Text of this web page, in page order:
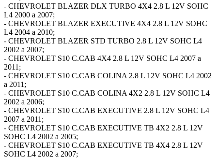
- CHEVROLET BLAZER DLX TURBO 4X4 2.8 L 12V SOHC
L4 2000 a 2007;
- CHEVROLET BLAZER EXECUTIVE 4X4 2.8 L 12V SOHC
L4 2004 a 2010;
- CHEVROLET BLAZER STD TURBO 2.8 L 12V SOHC L4
2002 a 2007;
- CHEVROLET S10 C.CAB 4X4 2.8 L 12V SOHC L4 2007 a
2011;
- CHEVROLET S10 C.CAB COLINA 2.8 L 12V SOHC L4 2002
a 2011;
- CHEVROLET S10 C.CAB COLINA 4X2 2.8 L 12V SOHC L4
2002 a 2006;
- CHEVROLET S10 C.CAB EXECUTIVE 2.8 L 12V SOHC L4
2007 a 2011;
- CHEVROLET S10 C.CAB EXECUTIVE TB 4X2 2.8 L 12V
SOHC L4 2002 a 2005;
- CHEVROLET S10 C.CAB EXECUTIVE TB 4X4 2.8 L 12V
SOHC L4 2002 a 2007;